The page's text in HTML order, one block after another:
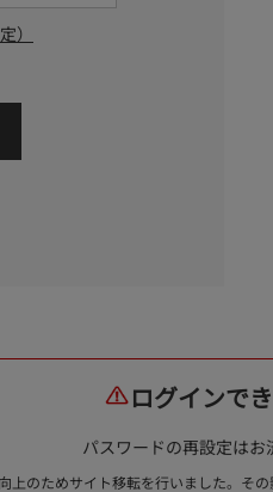
）
ログインで
パスワードの再設定はお
上のためサイト移転を行いました。そ